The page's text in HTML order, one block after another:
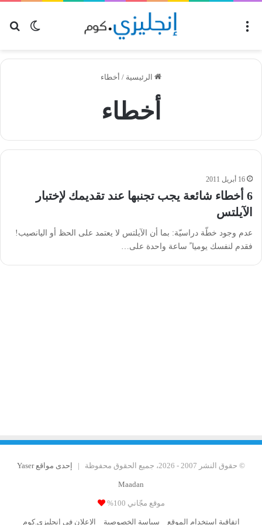
الوضع
الرئيسية / أخطاء
أخطاء
16 أبريل 2011
6 أخطاء شائعة يجب تجنبها عند تقديمك لإختبار
الآيلتس
عدم وجود خطّة دراسيّة: بما أن الآيلتس لا يعتمد على الحظ أو اليانصيب!
فقدم لنفسك يوميا ً ساعة واحدة على…
© حقوق النشر 2007 - 2026، جميع الحقوق محفوظة | إحدى مواقع Yaser
Maadan
موقع مجّاني 100%
اتفاقية استخدام الموقع سياسة الخصوصية الإعلان في إنجليزي.كوم